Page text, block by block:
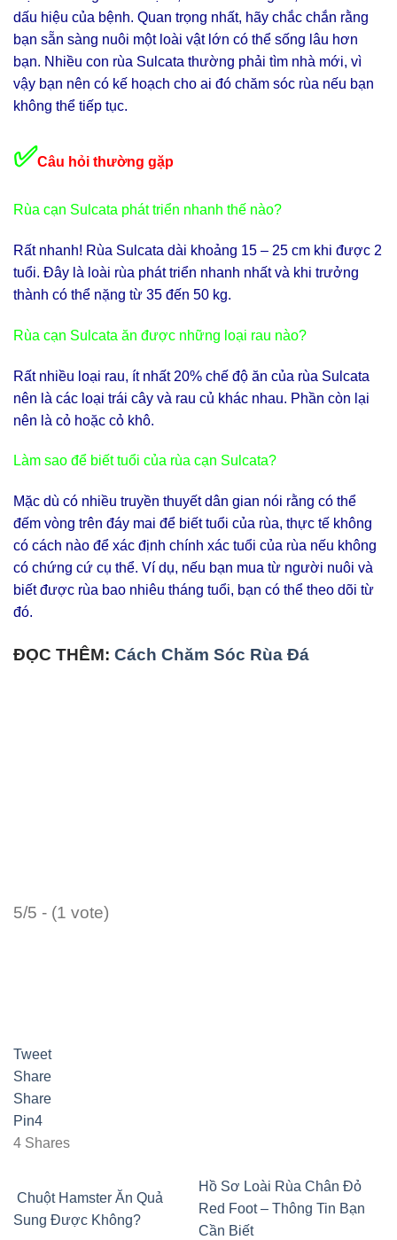
dấu hiệu của bệnh. Quan trọng nhất, hãy chắc chắn rằng
bạn sẵn sàng nuôi một loài vật lớn có thể sống lâu hơn
bạn. Nhiều con rùa Sulcata thường phải tìm nhà mới, vì
vậy bạn nên có kế hoạch cho ai đó chăm sóc rùa nếu bạn
không thể tiếp tục.
✅Câu hỏi thường gặp
Rùa cạn Sulcata phát triển nhanh thế nào?
Rất nhanh! Rùa Sulcata dài khoảng 15 – 25 cm khi được 2
tuổi. Đây là loài rùa phát triển nhanh nhất và khi trưởng
thành có thể nặng từ 35 đến 50 kg.
Rùa cạn Sulcata ăn được những loại rau nào?
Rất nhiều loại rau, ít nhất 20% chế độ ăn của rùa Sulcata
nên là các loại trái cây và rau củ khác nhau. Phần còn lại
nên là cỏ hoặc cỏ khô.
Làm sao để biết tuổi của rùa cạn Sulcata?
Mặc dù có nhiều truyền thuyết dân gian nói rằng có thể
đếm vòng trên đáy mai để biết tuổi của rùa, thực tế không
có cách nào để xác định chính xác tuổi của rùa nếu không
có chứng cứ cụ thể. Ví dụ, nếu bạn mua từ người nuôi và
biết được rùa bao nhiêu tháng tuổi, bạn có thể theo dõi từ
đó.
ĐỌC THÊM: Cách Chăm Sóc Rùa Đá
5/5 - (1 vote)
Tweet
Share
Share
Pin4
4 Shares
Chuột Hamster Ăn Quả
Sung Được Không?
Hồ Sơ Loài Rùa Chân Đỏ
Red Foot – Thông Tin Bạn
Cần Biết